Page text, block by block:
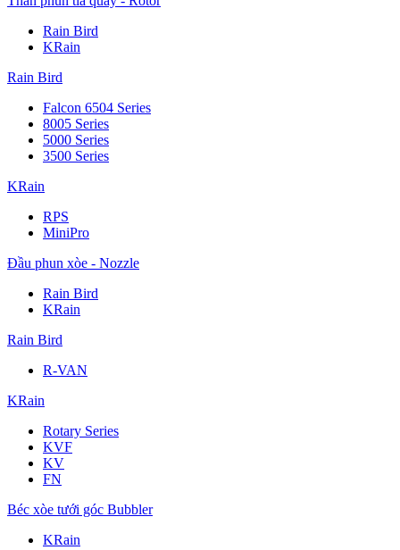
Rain Bird
KRain
Rain Bird
Falcon 6504 Series
8005 Series
5000 Series
3500 Series
KRain
RPS
MiniPro
Đầu phun xòe - Nozzle
Rain Bird
KRain
Rain Bird
R-VAN
KRain
Rotary Series
KVF
KV
FN
Béc xòe tưới góc Bubbler
KRain